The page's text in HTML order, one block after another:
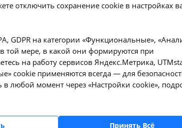
в Москве
первого и второго шейного позвонка - A06.03.007
заявку на сайте, мы свяжемся с
отключить сохранение cookie в настройках
GDPR на категории «Функциональные»,
той мере, в какой они формируются при
на работу сервисов Яндекс.Метрика,
cookie применяются всегда — для
любой момент через «Настройки cookie»,
Принять Всё